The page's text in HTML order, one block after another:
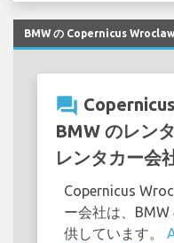
BMW の Copernicus Wroclaw
question_answer
BMW のレン
レンタカー会
Copernicus
ー会社は、
供しています。